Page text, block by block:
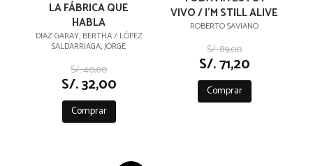
LA FÁBRICA QUE
HABLA
DIAZ GARAY, BERTHA / LÓPEZ
SALDARRIAGA, JORGE
S/. 40,00
S/. 32,00
Comprar
VIVO / I'M STILL ALIVE
ROBERTO SAVIANO
S/. 89,00
S/. 71,20
Comprar